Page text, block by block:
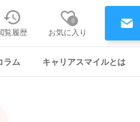
覧履歴
0
お気に入り
ラム キャリアスマイルとは